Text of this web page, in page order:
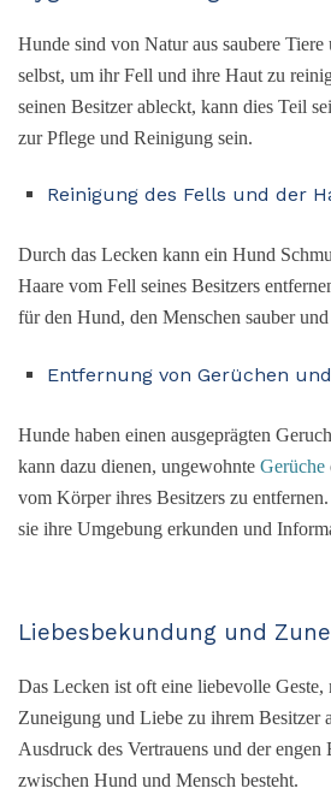
Hunde sind von Natur aus saubere
selbst, um ihr Fell und ihre Haut zu
seinen Besitzer ableckt, kann dies Teil
zur Pflege und Reinigung sein.
Reinigung des Fells und der
Durch das Lecken kann ein Hund
Haare vom Fell seines Besitzers
für den Hund, den Menschen sauber
Entfernung von Gerüchen
Hunde haben einen ausgeprägten
kann dazu dienen, ungewohnte Gerüche
vom Körper ihres Besitzers zu
sie ihre Umgebung erkunden und
Liebesbekundung und
Das Lecken ist oft eine liebevolle
Zuneigung und Liebe zu ihrem Besitzer
Ausdruck des Vertrauens und der engen
zwischen Hund und Mensch besteht.